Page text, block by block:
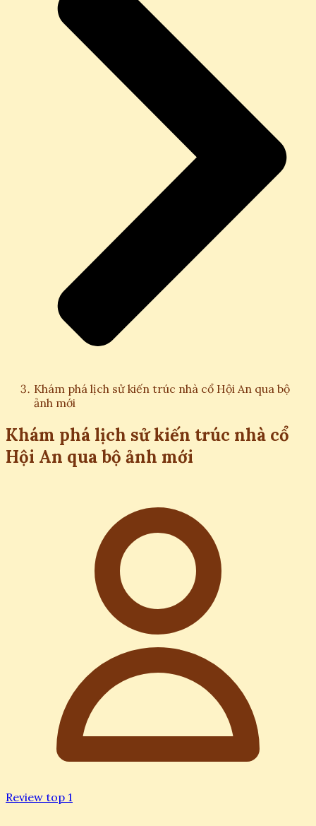
Khám phá lịch sử kiến trúc nhà cổ Hội An qua bộ
ảnh mới
Khám phá lịch sử kiến trúc nhà cổ
Hội An qua bộ ảnh mới
Review top 1